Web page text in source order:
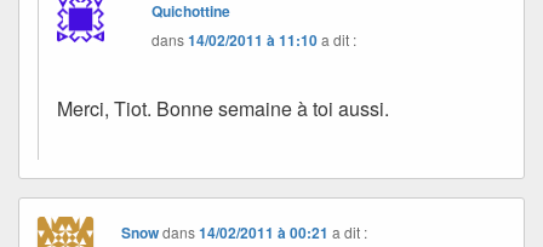
Quichottine
dans14/02/2011 à 11:10a dit :
Merci, Tiot. Bonne semaine à toi aussi.
Snowdans14/02/2011 à 00:21 a dit :